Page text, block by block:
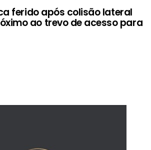
ferido após colisão lateral
ao trevo de acesso para